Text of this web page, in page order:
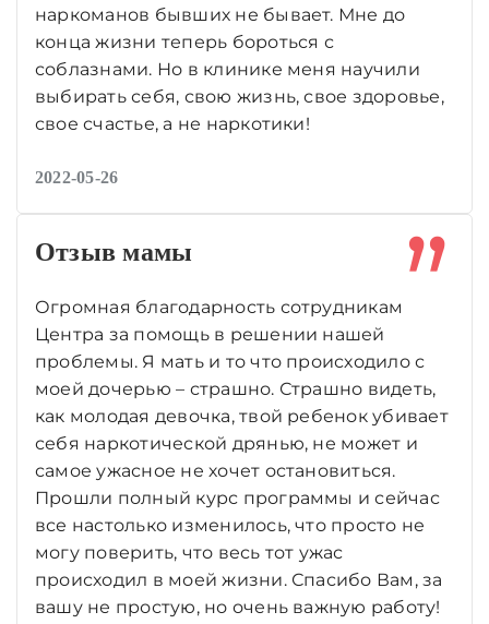
наркоманов бывших не бывает. Мне до
конца жизни теперь бороться с
соблазнами. Но в клинике меня научили
выбирать себя, свою жизнь, свое здоровье,
свое счастье, а не наркотики!
2022-05-26
Отзыв мамы
Огромная благодарность сотрудникам
Центра за помощь в решении нашей
проблемы. Я мать и то что происходило с
моей дочерью – страшно. Страшно видеть,
как молодая девочка, твой ребенок убивает
себя наркотической дрянью, не может и
самое ужасное не хочет остановиться.
Прошли полный курс программы и сейчас
все настолько изменилось, что просто не
могу поверить, что весь тот ужас
происходил в моей жизни. Спасибо Вам, за
вашу не простую, но очень важную работу!